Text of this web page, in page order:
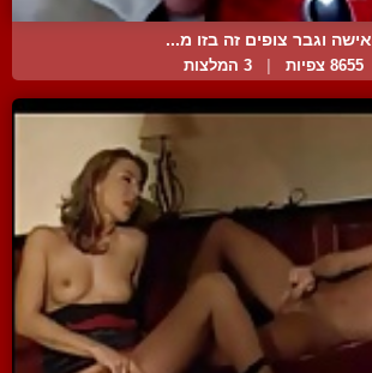
אישה וגבר צופים זה בזו מ...
8655 צפיות 3 המלצות